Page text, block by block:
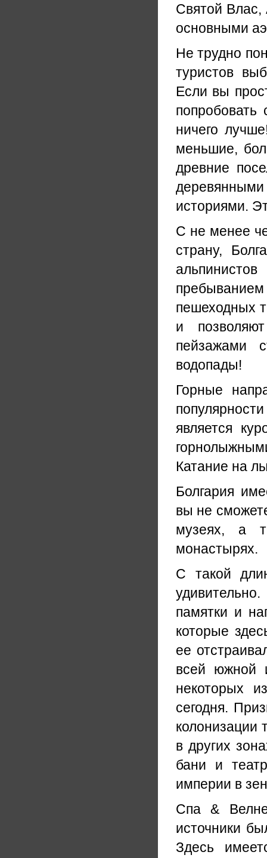
Святой Влас,
основными
Не трудно
туристов
Если вы
попробовать
ничего
меньшие,
древние
историями.
С не менее
страну,
пешеходных
и
пейзажами
водопады!
Горные
является
Катание на
Болгария
вы не
музеях, а
монастырях.
С такой
памятки и
которые
ее
всей южной
некоторых
сегодня.
колонизации
в других
бани и
империи в
Спа &
источники
Здесь